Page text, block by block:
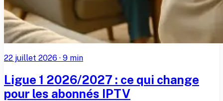
22 juillet 2026 · 9 min
Ligue 1 2026/2027 : ce qui change
pour les abonnés IPTV